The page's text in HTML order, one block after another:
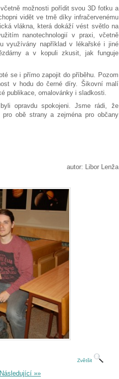
možnosti pořídit svou 3D fotku a
vidět ve tmě díky infračervenému
vlákna, která dokáží vést světlo na
nanotechnologií v praxi, včetně
využívány například v lékařské i jiné
a v kopuli zkusit, jak funguje
se i přímo zapojit do příběhu. Pozom
v hodu do černé díry. Šikovní malí
publikace, omalovánky i sladkosti.
opravdu spokojeni. Jsme rádi, že
obě strany a zejména pro občany
autor: Libor Lenža
Zvětšit
Následující »»